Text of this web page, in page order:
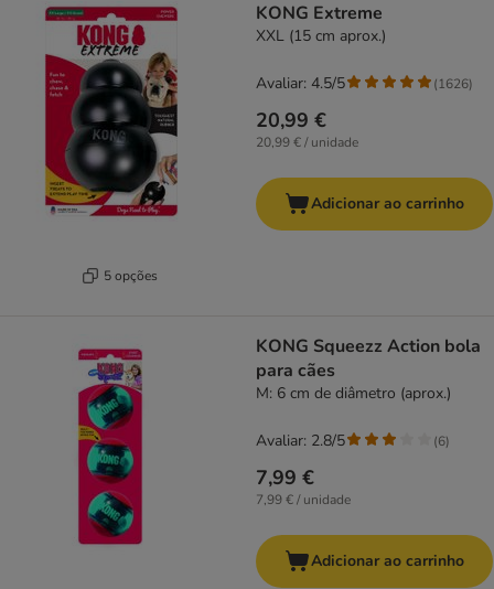
5 opções
KONG Extreme
XXL (15 cm aprox.)
20,99 €
20,99 € / unidade
Avaliar: 4.5/5 (1626)
Adicionar ao carrinho
KONG Squeezz Action bola
para cães
M: 6 cm de diâmetro (aprox.)
7,99 €
7,99 € / unidade
Avaliar: 2.8/5 (6)
Adicionar ao carrinho